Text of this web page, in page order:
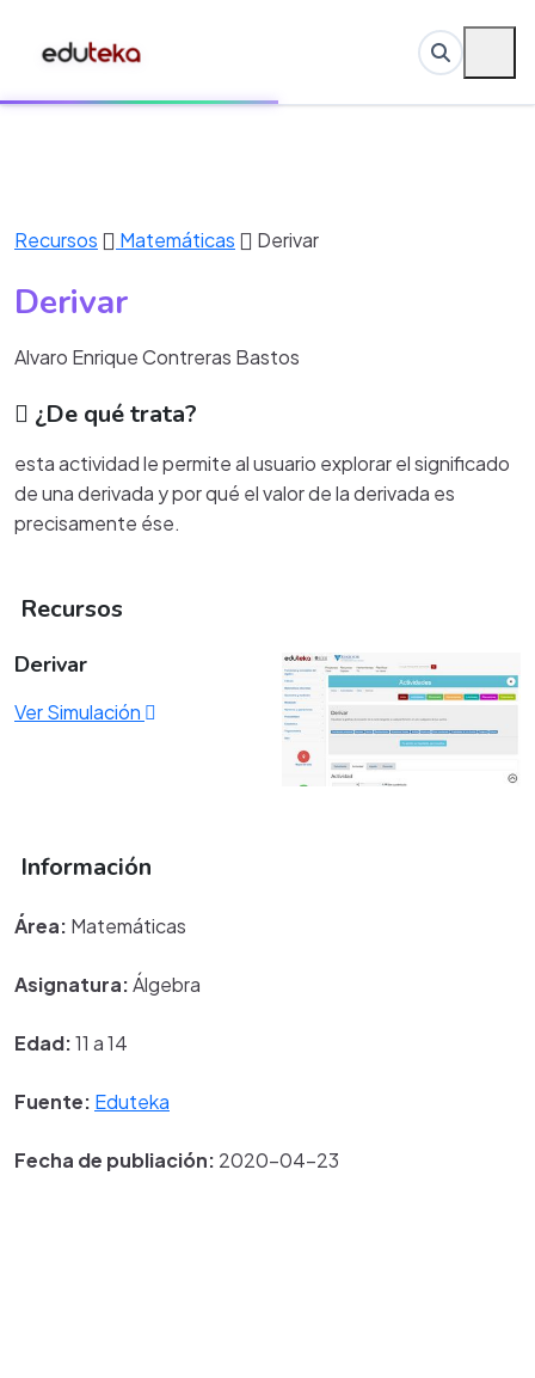
Recursos Matemáticas Derivar
Derivar
Alvaro Enrique Contreras Bastos
¿De qué trata?
esta actividad le permite al usuario explorar el significado
de una derivada y por qué el valor de la derivada es
precisamente ése.
Recursos
Derivar
Ver Simulación
Información
Área: Matemáticas
Asignatura:Álgebra
Edad:11 a 14
Fuente: Eduteka
Fecha de publiación: 2020-04-23